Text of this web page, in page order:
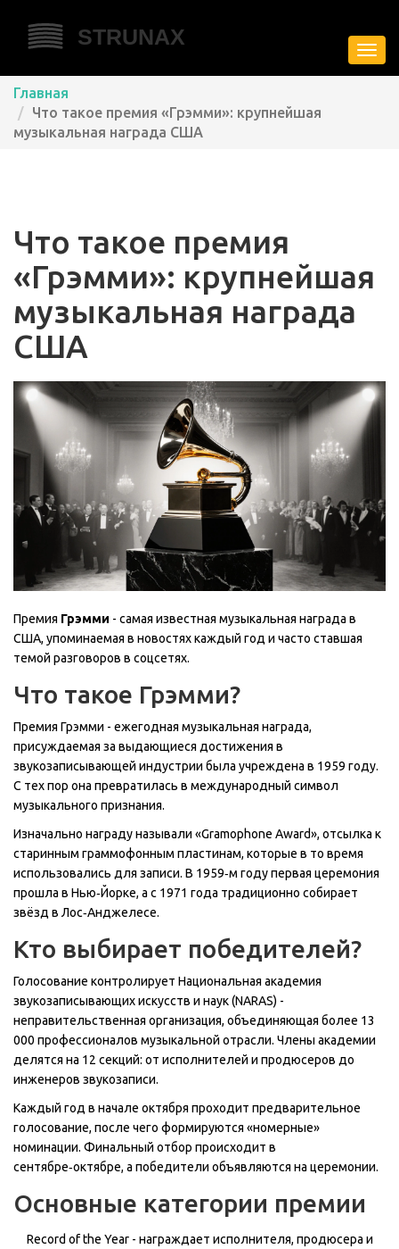
Главная
Что такое премия «Грэмми»: крупнейшая
музыкальная награда США
Что такое премия
«Грэмми»: крупнейшая
музыкальная награда
США
Премия Грэмми - самая известная музыкальная награда в
США, упоминаемая в новостях каждый год и часто ставшая
темой разговоров в соцсетях.
Что такое Грэмми?
Премия Грэмми - ежегодная музыкальная награда,
присуждаемая за выдающиеся достижения в
звукозаписывающей индустрии была учреждена в 1959 году.
С тех пор она превратилась в международный символ
музыкального признания.
Изначально награду называли «Gramophone Award», отсылка к
старинным граммофонным пластинам, которые в то время
использовались для записи. В 1959‑м году первая церемония
прошла в Нью‑Йорке, а с 1971 года традиционно собирает
звёзд в Лос‑Анджелесе.
Кто выбирает победителей?
Голосование контролирует Национальная академия
звукозаписывающих искусств и наук (NARAS) -
неправительственная организация, объединяющая более 13
000 профессионалов музыкальной отрасли. Члены академии
делятся на 12 секций: от исполнителей и продюсеров до
инженеров звукозаписи.
Каждый год в начале октября проходит предварительное
голосование, после чего формируются «номерные»
номинации. Финальный отбор происходит в
сентябре‑октябре, а победители объявляются на церемонии.
Основные категории премии
Record of the Year - награждает исполнителя, продюсера и